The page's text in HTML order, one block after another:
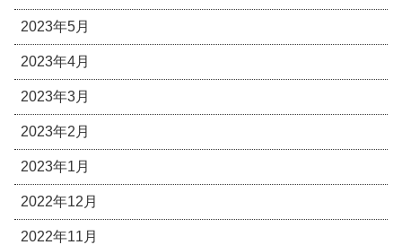
2023年5月
2023年4月
2023年3月
2023年2月
2023年1月
2022年12月
2022年11月